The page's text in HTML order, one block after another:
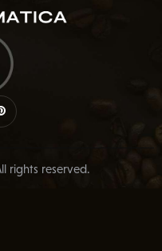
rights reserved.